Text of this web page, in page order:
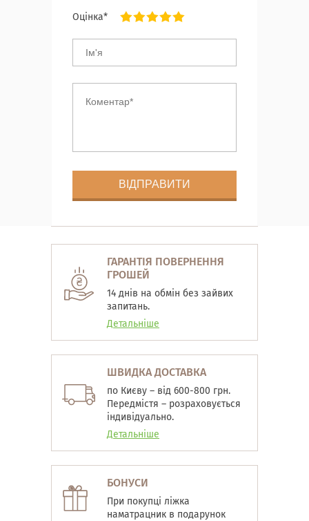
Оцінка*
ГАРАНТІЯ ПОВЕРНЕННЯ
ГРОШЕЙ
14 днів на обмін без зайвих
запитань.
Детальніше
ШВИДКА ДОСТАВКА
по Києву – від 600-800 грн.
Передмістя – розраховується
індивідуально.
Детальніше
БОНУСИ
При покупці ліжка
наматрацник в подарунок